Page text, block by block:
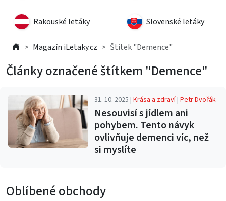
Rakouské letáky Slovenské letáky
Magazín iLetaky.cz Štítek "Demence"
Články označené štítkem "Demence"
31. 10. 2025 |Krása a zdraví|Petr Dvořák
Nesouvisí s jídlem ani
pohybem. Tento návyk
ovlivňuje demenci víc, než
si myslíte
Oblíbené obchody